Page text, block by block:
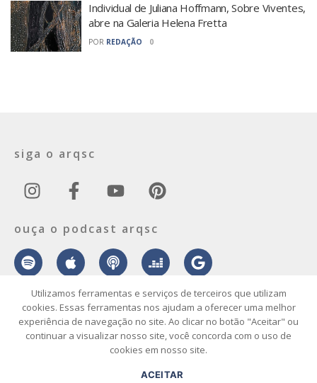
Individual de Juliana Hoffmann, Sobre Viventes,
abre na Galeria Helena Fretta
POR REDAÇÃO 0
siga o arqsc
ouça o podcast arqsc
Santa Catarina – Todos os Direitos Reservados.
sobre contato envie seu projeto publicidade vídeo podcast
Utilizamos ferramentas e serviços de terceiros que utilizam
cookies. Essas ferramentas nos ajudam a oferecer uma melhor
experiência de navegação no site. Ao clicar no botão "Aceitar" ou
continuar a visualizar nosso site, você concorda com o uso de
cookies em nosso site.
ACEITAR